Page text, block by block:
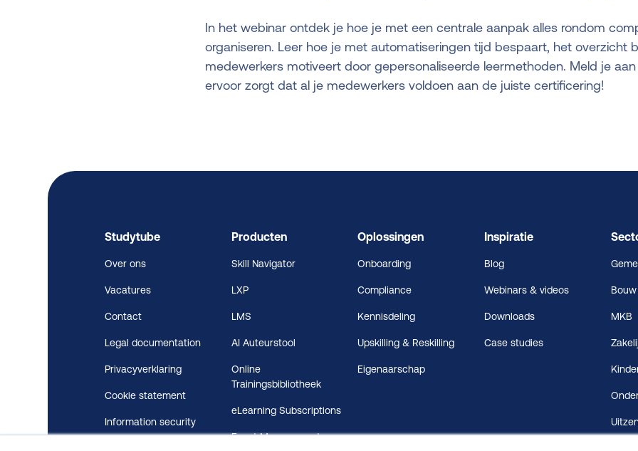
In het webinar ontdek je hoe je met een centrale aanpak alles rondom
organiseren. Leer hoe je met automatiseringen tijd bespaart, het overzicht
medewerkers motiveert door gepersonaliseerde leermethoden. Meld je
ervoor zorgt dat al je medewerkers voldoen aan de juiste certificering!
Studytube
Over ons
Vacatures
Contact
Legal documentation
Privacyverklaring
Cookie statement
Information security
Producten
Skill Navigator
LXP
LMS
AI Auteurstool
Online
Trainingsbibliotheek
eLearning Subscriptions
Event Management
Oplossingen
Onboarding
Compliance
Kennisdeling
Upskilling & Reskilling
Eigenaarschap
Inspiratie
Blog
Webinars & videos
Downloads
Case studies
Bouw
MKB